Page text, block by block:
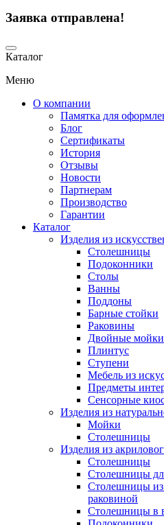
Заявка отправлена!
Каталог
Меню
О компании
Памятка для
Блог
Сертификаты
История
Отзывы
Новости
Партнерам
Производство
Гарантии
Каталог
Изделия из
Столешницы
Подоконники
Столы
Ванны
Поддоны
Барные стойки
Раковины
Двойные мойки
Плинтус
Ступени
Мебель из
Предметы
Сенсорные
Изделия из
Мойки
Столешницы
Изделия из
Столешницы
Столешницы
Столешницы из
раковиной
Столешницы в